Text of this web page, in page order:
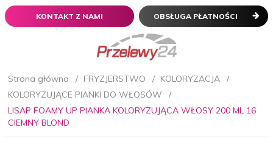
KONTAKT Z NAMI OBSŁUGA PŁATNOŚCI
Strona główna FRYZJERSTWO
KOLORYZACJA
KOLORYZUJĄCE PIANKI DO WŁOSÓW
LISAP FOAMY UP PIANKA KOLORYZUJĄCA WŁOSY 200 ML 16
CIEMNY BLOND